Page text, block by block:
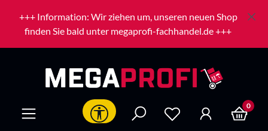
Zum Hauptinhalt springen
+++ Information: Wir ziehen um, unseren neuen Shop
finden Sie bald unter megaprofi-fachhandel.de +++
Werkzeugleiste anzeigen 0